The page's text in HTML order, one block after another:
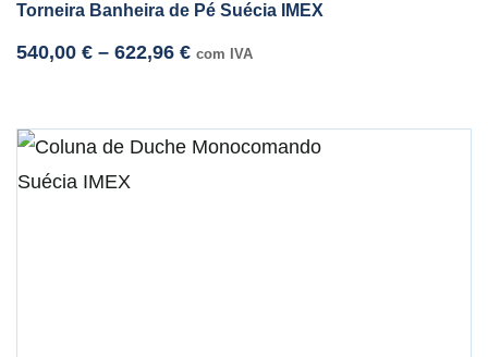
Torneira Banheira de Pé Suécia IMEX
540,00 € – 622,96 € com IVA